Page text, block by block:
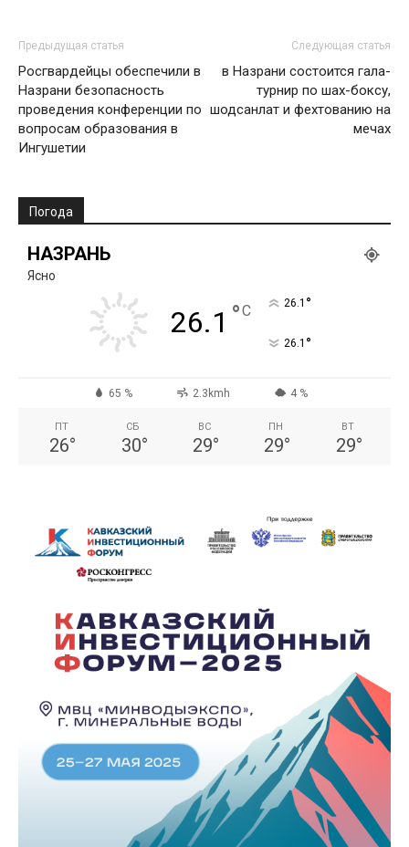
Предыдущая статья
Росгвардейцы обеспечили в
Назрани безопасность
проведения конференции по
вопросам образования в
Ингушетии
Следующая статья
в Назрани состоится гала-
турнир по шах-боксу,
шодсанлат и фехтованию на
мечах
Погода
НАЗРАНЬ
Ясно
26.1 °C 26.1 °
26.1 °
65 % 2.3kmh 4 %
ПТ
26°
СБ
30°
ВС
29°
ПН
29°
ВТ
29°